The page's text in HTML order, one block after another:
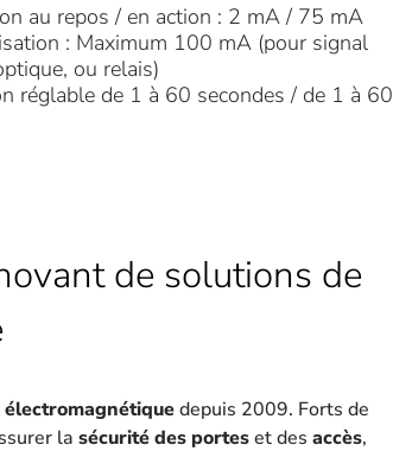
au repos / en action : 2 mA / 75 mA
: Maximum 100 mA (pour signal
ou relais)
réglable de 1 à 60 secondes / de 1 à 60
de solutions de
électromagnétiquedepuis 2009. Forts de
la sécurité des porteset des accès,